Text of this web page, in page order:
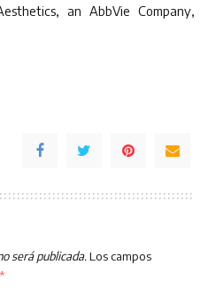
an AbbVie Company,
será publicada.Los campos
*